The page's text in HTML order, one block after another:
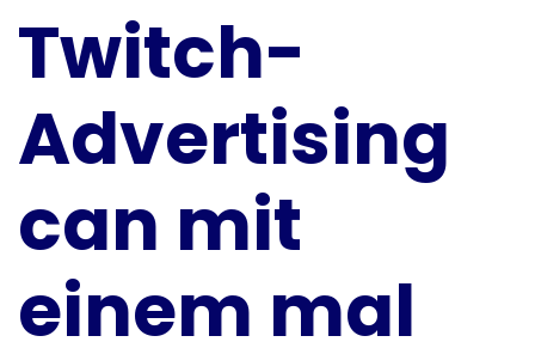
Twitch-
Advertising
can mit
einem mal